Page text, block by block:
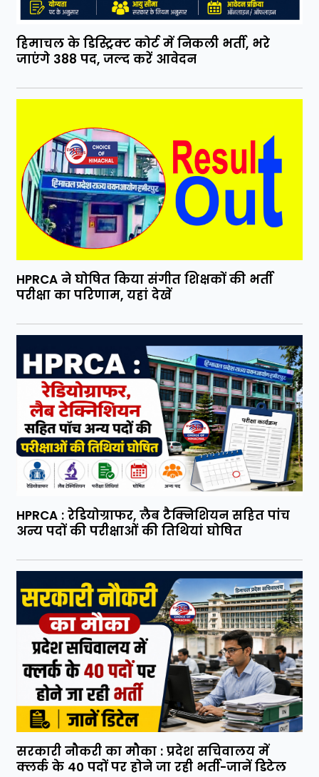
हिमाचल के डिस्ट्रिक्ट कोर्ट में निकली भर्ती, भरे
जाएंगे 388 पद, जल्द करें आवेदन
HPRCA ने घोषित किया संगीत शिक्षकों की भर्ती
परीक्षा का परिणाम, यहां देखें
HPRCA : रेडियोग्राफर, लैब टैक्निशियन सहित पांच
अन्य पदों की परीक्षाओं की तिथियां घोषित
सरकारी नौकरी का मौका : प्रदेश सचिवालय में
क्लर्क के 40 पदों पर होने जा रही भर्ती-जानें डिटेल